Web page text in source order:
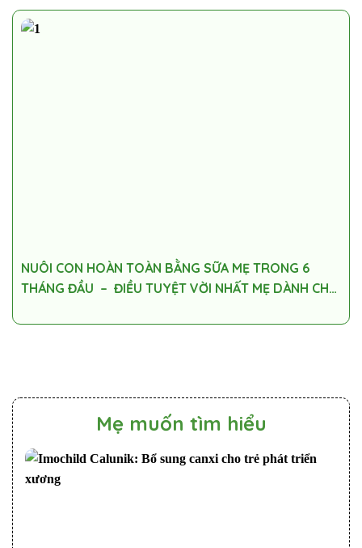
NUÔI CON HOÀN TOÀN BẰNG SỮA MẸ TRONG 6
THÁNG ĐẦU – ĐIỀU TUYỆT VỜI NHẤT MẸ DÀNH CHO
Mẹ muốn tìm hiểu